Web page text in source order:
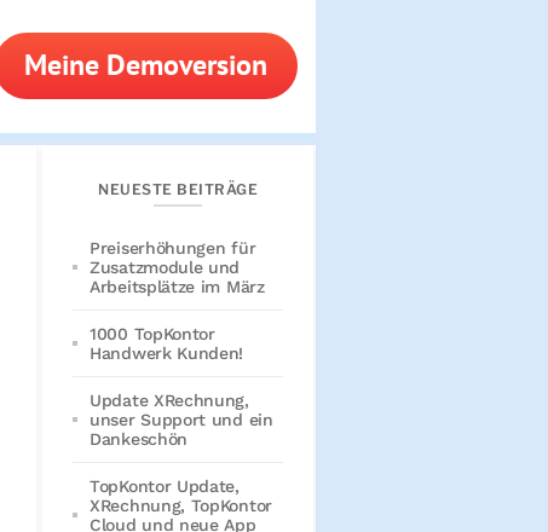
Meine Demoversion
NEUESTE BEITRÄGE
Preiserhöhungen für
Zusatzmodule und
Arbeitsplätze im März
1000 TopKontor
Handwerk Kunden!
Update XRechnung,
unser Support und ein
Dankeschön
TopKontor Update,
XRechnung, TopKontor
Cloud und neue App